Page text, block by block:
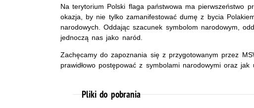
Na terytorium Polski flaga państwowa ma pierwszeństwo
okazja, by nie tylko zamanifestować dumę z bycia
narodowych. Oddając szacunek symbolom narodowym,
jednoczą nas jako naród.
Zachęcamy do zapoznania się z przygotowanym przez
prawidłowo postępować z symbolami narodowymi oraz
Pliki do pobrania